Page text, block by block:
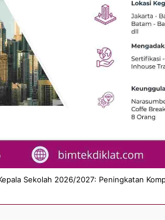
Sekolah 2026/2027: Peningkatan